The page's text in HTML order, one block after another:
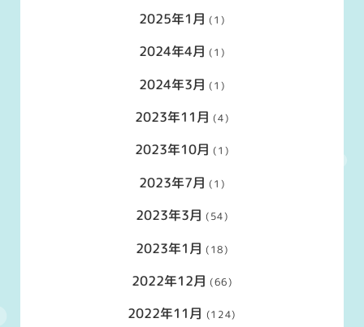
2025年1月 (1)
2024年4月 (1)
2024年3月 (1)
2023年11月 (4)
2023年10月 (1)
2023年7月 (1)
2023年3月 (54)
2023年1月 (18)
2022年12月 (66)
2022年11月 (124)